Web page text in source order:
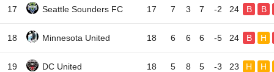
17 Seattle Sounders FC 17 7 3 7 -2 24 B B
18 Minnesota United 18 6 6 6 -5 24 B H
19 DC United 18 5 8 5 -3 23 H H